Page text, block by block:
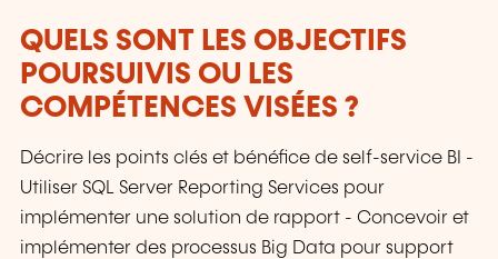
QUELS SONT LES OBJECTIFS
POURSUIVIS OU LES
COMPÉTENCES VISÉES ?
Décrire les points clés et bénéfice de self-service BI -
Utiliser SQL Server Reporting Services pour
implémenter une solution de rapport - Concevoir et
implémenter des processus Big Data pour support